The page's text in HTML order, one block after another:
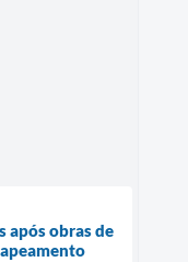
após obras de